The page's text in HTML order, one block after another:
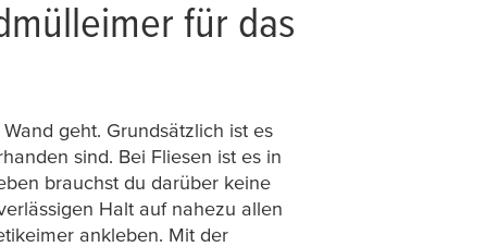
für das
geht. Grundsätzlich ist es
sind. Bei Fliesen ist es in
brauchst du darüber keine
Halt auf nahezu allen
ankleben. Mit der